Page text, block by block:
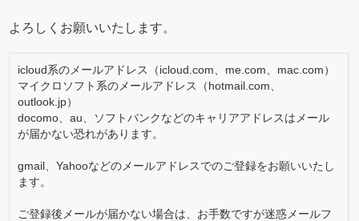
よろしくお願いいたします。
icloud系のメールアドレス（icloud.com、me.com、mac.com）
マイクロソフト系のメールアドレス（hotmail.com、
outlook.jp）
docomo、au、ソフトバンクなどのキャリアアドレスはメール
が届かない恐れがあります。
gmail、Yahooなどのメールアドレスでのご登録をお願いいたし
ます。
ご登録後メールが届かない場合は、お手数ですが迷惑メールフ